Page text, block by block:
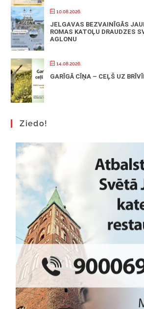
10.08.2026.
JELGAVAS BEZVAINĪGĀS
ROMAS KATOĻU DRAUDZES
AGLONU
14.08.2026.
GARĪGĀ CĪŅA – CEĻŠ UZ
Ziedo!